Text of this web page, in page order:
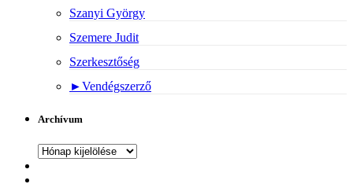
Szanyi György
Szemere Judit
Szerkesztőség
►Vendégszerző
Archívum
Archívum